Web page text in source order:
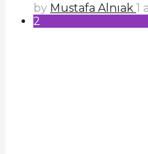
by Mustafa Alnıak 1
2